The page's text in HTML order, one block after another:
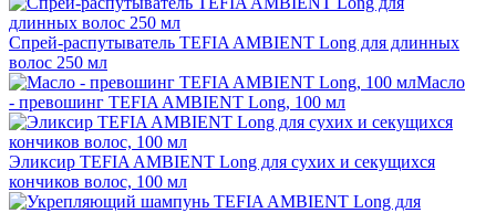
Спрей-распутыватель TEFIA AMBIENT Long для длинных
волос 250 мл
Масло
- превошинг TEFIA AMBIENT Long, 100 мл
Эликсир TEFIA AMBIENT Long для сухих и секущихся
кончиков волос, 100 мл